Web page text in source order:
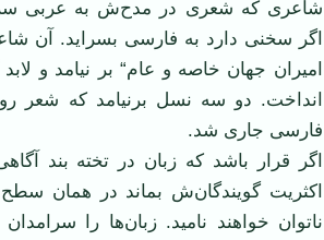
شاعری که شعری در مدح‌ش به عربی
اگر سخنی دارد به فارسی بسراید. آن
امیران جهان خاصه و عام“ بر نیامد و
انداخت. دو سه نسل برنیامد که شعر
فارسی جاری شد.
اگر قرار باشد که زبان در تخته بند
اکثریت گویندگان‌ش بماند در همان سطح